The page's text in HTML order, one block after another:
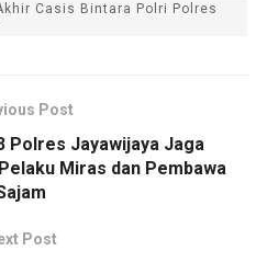
Casis Bintara Polri Polres
Post
Polres Jayawijaya Jaga
Miras dan Pembawa
Post